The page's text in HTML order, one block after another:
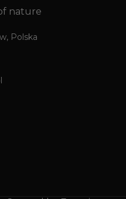
nature
Polska